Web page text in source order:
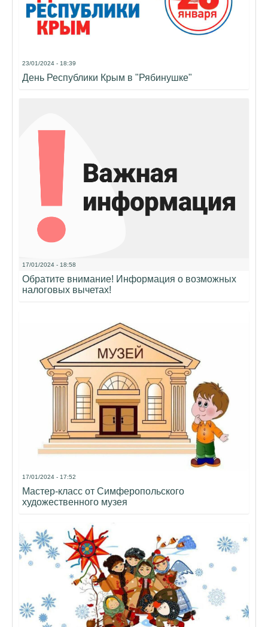
23/01/2024 - 18:39
День Республики Крым в "Рябинушке"
17/01/2024 - 18:58
Обратите внимание! Информация о возможных
налоговых вычетах!
17/01/2024 - 17:52
Мастер-класс от Симферопольского
художественного музея